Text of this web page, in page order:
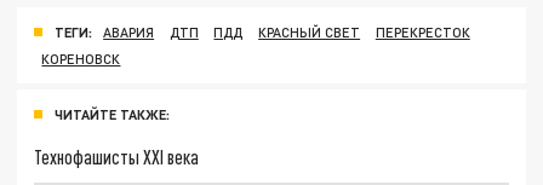
ТЕГИ: АВАРИЯ ДТП ПДД КРАСНЫЙ СВЕТ
ПЕРЕКРЕСТОК
КОРЕНОВСК
ЧИТАЙТЕ ТАКЖЕ:
Технофашисты XXI века